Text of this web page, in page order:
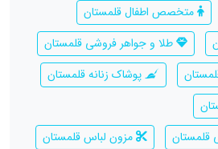
متخصص اطفال قلمستان
طلا و جواهر فروشی قلمستان
پوشاک زنانه قلمستان
قلمستان
مزون لباس قلمستان